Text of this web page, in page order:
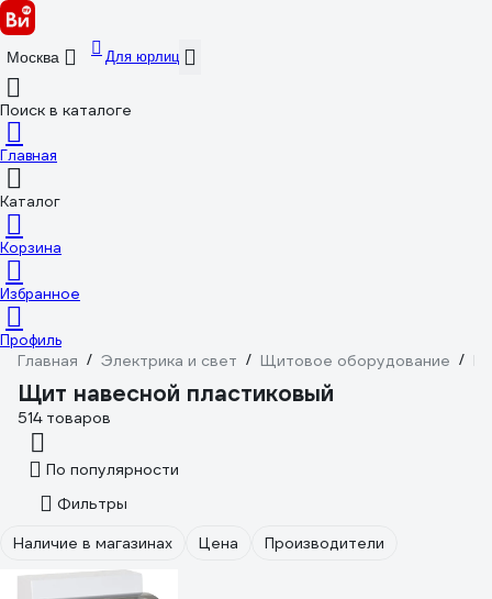
Москва Для юрлиц
Поиск в каталоге
Главная
Каталог
Корзина
Избранное
Профиль
Главная / Электрика и свет / Щитовое оборудование /
Щит навесной пластиковый
514 товаров
По популярности
Фильтры
Наличие в магазинах
Цена Производители